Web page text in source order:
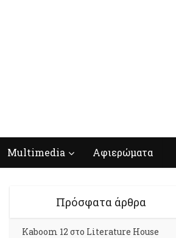
Multimedia Αφιερώματα
Πρόσφατα άρθρα
Kaboom 12 στο Literature House